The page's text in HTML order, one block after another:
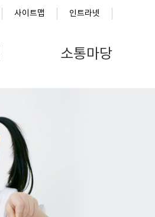
사이트맵 인트라넷
소통마당